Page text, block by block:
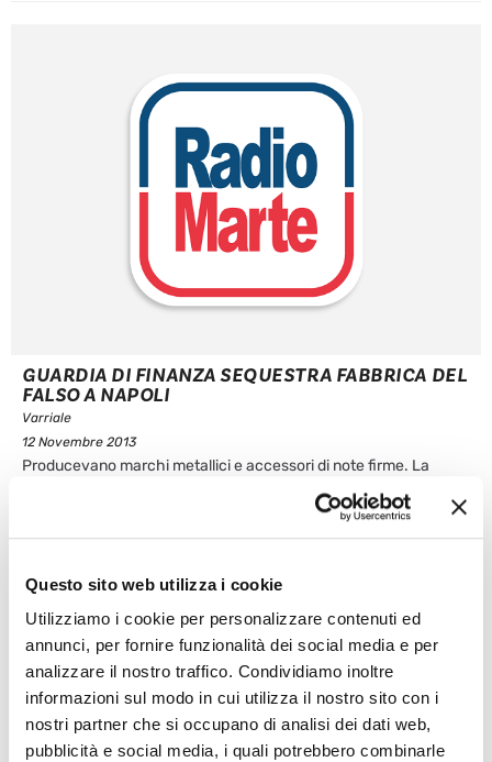
Questo sito web utilizza i cookie
Utilizziamo i cookie per personalizzare contenuti ed
annunci, per fornire funzionalità dei social media e per
analizzare il nostro traffico. Condividiamo inoltre
informazioni sul modo in cui utilizza il nostro sito con i
nostri partner che si occupano di analisi dei dati web,
pubblicità e social media, i quali potrebbero combinarle
GUARDIA DI FINANZA SEQUESTRA FABBRICA DEL
FALSO A NAPOLI
Varriale
12 Novembre 2013
Producevano marchi metallici e accessori di note firme. La
fabbrica, scoperta dalla GdF di Napoli nel quartiere S. Carlo
All’Arena, era perfettamente attrezzata per svolgere lo specifico
ciclo di lavorazione degli accessori e dei marchi metallici di note
Leggi articolo